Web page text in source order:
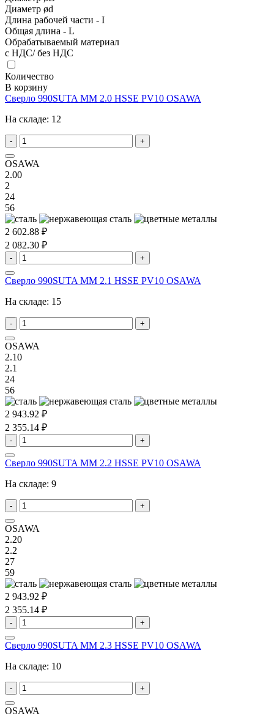
Диаметр ød
Длина рабочей части - I
Общая длина - L
Обрабатываемый материал
с НДС/ без НДС
Количество
В корзину
Сверло 990SUTA MM 2.0 HSSE PV10 OSAWA
На складе: 12
- +
OSAWA
2.00
2
24
56
2 602.88 ₽
2 082.30 ₽
- +
Сверло 990SUTA MM 2.1 HSSE PV10 OSAWA
На складе: 15
- +
OSAWA
2.10
2.1
24
56
2 943.92 ₽
2 355.14 ₽
- +
Сверло 990SUTA MM 2.2 HSSE PV10 OSAWA
На складе: 9
- +
OSAWA
2.20
2.2
27
59
2 943.92 ₽
2 355.14 ₽
- +
Сверло 990SUTA MM 2.3 HSSE PV10 OSAWA
На складе: 10
- +
OSAWA